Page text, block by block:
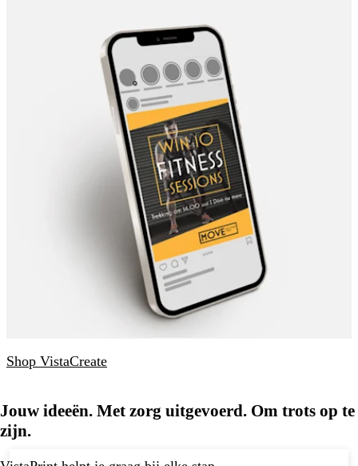
Shop VistaCreate
Jouw ideeën. Met zorg uitgevoerd. Om trots op te
zijn.